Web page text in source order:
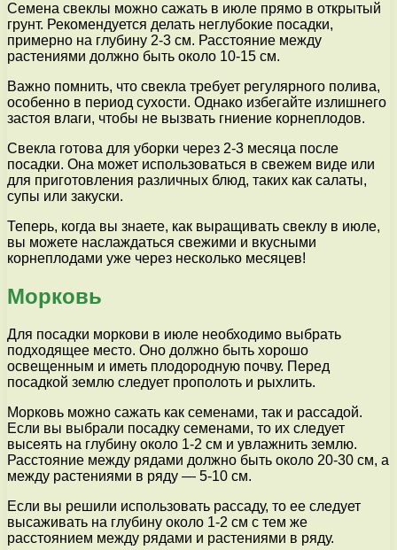
Семена свеклы можно сажать в июле прямо в открытый
грунт. Рекомендуется делать неглубокие посадки,
примерно на глубину 2-3 см. Расстояние между
растениями должно быть около 10-15 см.
Важно помнить, что свекла требует регулярного полива,
особенно в период сухости. Однако избегайте излишнего
застоя влаги, чтобы не вызвать гниение корнеплодов.
Свекла готова для уборки через 2-3 месяца после
посадки. Она может использоваться в свежем виде или
для приготовления различных блюд, таких как салаты,
супы или закуски.
Теперь, когда вы знаете, как выращивать свеклу в июле,
вы можете наслаждаться свежими и вкусными
корнеплодами уже через несколько месяцев!
Морковь
Для посадки моркови в июле необходимо выбрать
подходящее место. Оно должно быть хорошо
освещенным и иметь плодородную почву. Перед
посадкой землю следует прополоть и рыхлить.
Морковь можно сажать как семенами, так и рассадой.
Если вы выбрали посадку семенами, то их следует
высеять на глубину около 1-2 см и увлажнить землю.
Расстояние между рядами должно быть около 20-30 см, а
между растениями в ряду — 5-10 см.
Если вы решили использовать рассаду, то ее следует
высаживать на глубину около 1-2 см с тем же
расстоянием между рядами и растениями в ряду.